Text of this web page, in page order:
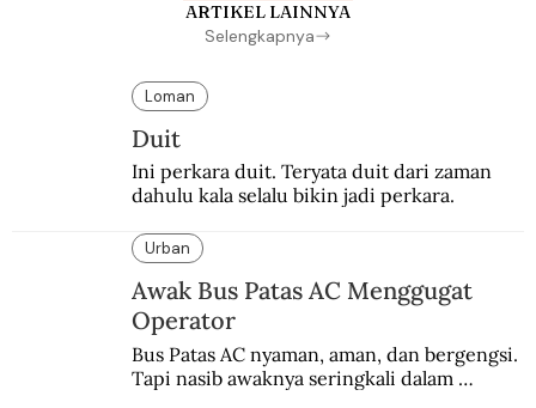
ARTIKEL LAINNYA
Selengkapnya
Loman
Duit
Ini perkara duit. Teryata duit dari zaman
dahulu kala selalu bikin jadi perkara.
Urban
Awak Bus Patas AC Menggugat
Operator
Bus Patas AC nyaman, aman, dan bergengsi.
Tapi nasib awaknya seringkali dalam